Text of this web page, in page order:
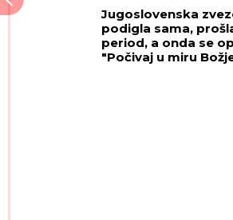
"Čista joj kuću,
svemu joj
Jugoslovenska
podigla sama,
period, a onda se
"Počivaj u miru